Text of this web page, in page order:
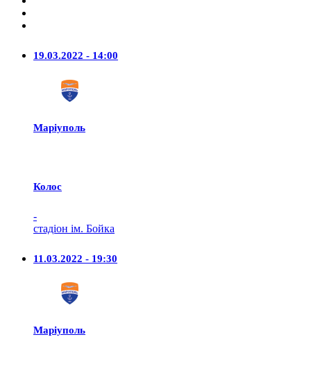
19.03.2022 - 14:00
Маріуполь
Колос
-
стадіон ім. Бойка
11.03.2022 - 19:30
Маріуполь